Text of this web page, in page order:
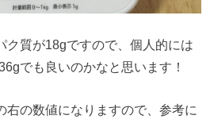
ク質が18gですので、個人的には
でも良いのかなと思います！
右の数値になりますので、参考に